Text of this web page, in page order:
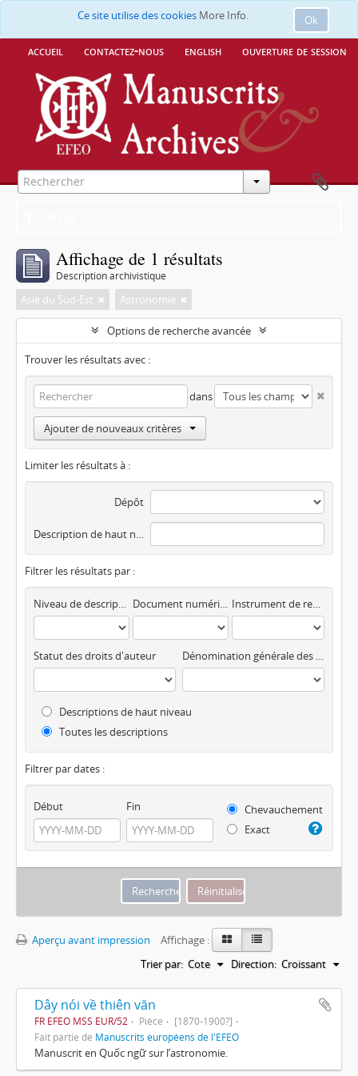
Ok
Ce site utilise des cookies More Info.
accueil contactez-nous english ouverture de session
Affichage de 1 résultats
Description archivistique
Asie du Sud-Est Astronomie
Options de recherche avancée
Trouver les résultats avec :
dans
Ajouter de nouveaux critères
Limiter les résultats à :
Dépôt
Description de haut niveau
Filtrer les résultats par :
Niveau de description Document numérisé disponible Instrument de recherche
Statut des droits d'auteur Dénomination générale des documents
Descriptions de haut niveau
Toutes les descriptions
Filtrer par dates :
Début Fin
Chevauchement
Exact
Aperçu avant impression
Affichage :
Trier par: Cote Direction: Croissant
Dây nói về thiên văn
FR EFEO MSS EUR/52 Pièce
[1870-1900?]
Fait partie de Manuscrits européens de l'EFEO
Manuscrit en Quốc ngữ sur l’astronomie.